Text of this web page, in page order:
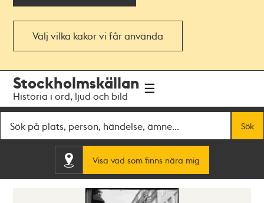
Välj vilka kakor vi får använda
navigationen
huvudinnehållet
Stockholmskällan
Historia i ord, ljud och bild
Sök
Visa vad som finns nära mig